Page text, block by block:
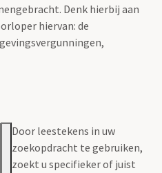
Denk hierbij aan
hiervan: de
Door leestekens in uw
zoekopdracht te gebruiken,
zoekt u specifieker of juist